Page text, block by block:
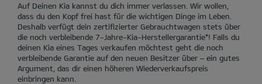
Auf Deinen Kia kannst du dich immer verlassen. Wir wollen,
dass du den Kopf frei hast für die wichtigen Dinge im Leben.
Deshalb verfügt dein zertifizierter Gebrauchtwagen stets über
die noch verbleibende 7-Jahre-Kia-Herstellergarantie*! Falls du
deinen Kia eines Tages verkaufen möchtest geht die noch
verbleibende Garantie auf den neuen Besitzer über – ein gutes
Argument, das dir einen höheren Wiederverkaufspreis
einbringen kann.